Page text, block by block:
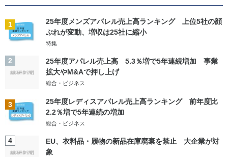
1
25年度メンズアパレル売上高ランキング 上位5社の顔
ぶれが変動、増収は25社に縮小
特集
2
25年度アパレル売上高 5.3％増で5年連続増加 事業
拡大やM&Aで押し上げ
総合・ビジネス
3
25年度レディスアパレル売上高ランキング 前年度比
2.2％増で5年連続の増加
総合・ビジネス
4
EU、衣料品・履物の新品在庫廃棄を禁止 大企業が対
象